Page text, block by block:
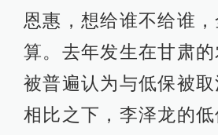
恩惠，想给谁不给谁
算。去年发生在甘肃的
被普遍认为与低保被取
相比之下，李泽龙的